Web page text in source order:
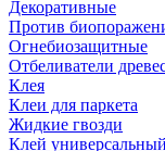
Декоративные
Против
Огнебиозащитные
Отбеливатели
Клея
Клеи для паркета
Жидкие гвозди
Клей универсальный